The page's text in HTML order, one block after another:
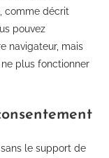
comme décrit
pouvez
navigateur, mais
plus fonctionner
le support de